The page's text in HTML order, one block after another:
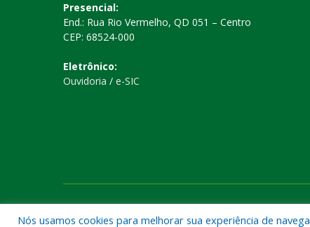
Presencial:
End.: Rua Rio Vermelho, QD 051 – Centro
CEP: 68524-000
Eletrônico:
Ouvidoria / e-SIC
Nós usamos cookies para melhorar sua experiência de